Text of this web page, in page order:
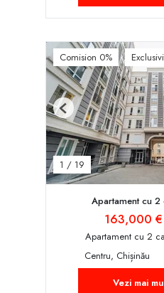
Comision 0%
1 / 19
Previous
Apartament cu 2
163,000 €
Apartament cu 2
Centru, Chișinău
Vezi mai